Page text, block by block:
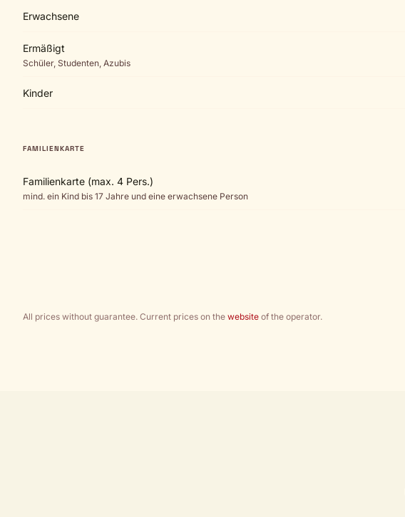
Erwachsene
Ermäßigt
Schüler, Studenten, Azubis
Kinder
FAMILIENKARTE
Familienkarte (max. 4 Pers.)
mind. ein Kind bis 17 Jahre und eine erwachsene Person
All prices without guarantee. Current prices on the website of the operator.